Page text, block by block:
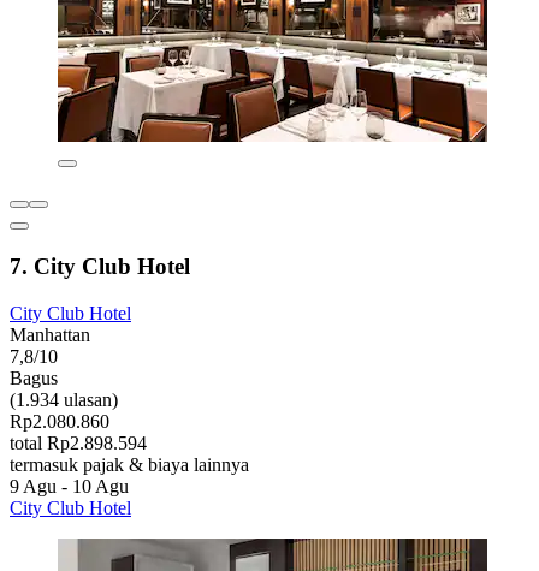
7. City Club Hotel
City Club Hotel
Manhattan
7,8/10
Bagus
(1.934 ulasan)
Rp2.080.860
total Rp2.898.594
termasuk pajak & biaya lainnya
9 Agu - 10 Agu
City Club Hotel